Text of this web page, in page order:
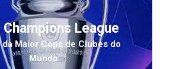
Champions League
Maior Copa de Clubes do
Mundo